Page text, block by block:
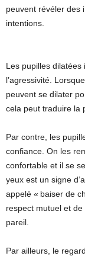
peuvent révéler des
intentions.
Les pupilles dilatées
l’agressivité.
peuvent se dilater
cela peut traduire la
Par contre, les
confiance. On les
confortable et il se
yeux est un signe
appelé « baiser de
respect mutuel et
pareil.
Par ailleurs, le